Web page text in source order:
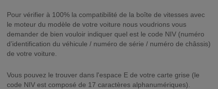
Pour vérifier à 100% la compatibilité de la boîte de vitesses avec
le moteur du modèle de votre voiture nous voudrions vous
demander de bien vouloir indiquer quel est le code NIV (numéro
d’identification du véhicule / numéro de série / numéro de châssis)
de votre voiture.
Vous pouvez le trouver dans l'espace E de votre carte grise (le
code NIV est composé de 17 caractères alphanumériques).